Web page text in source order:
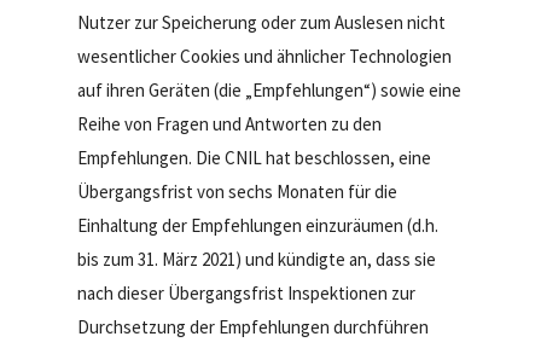
Nutzer zur Speicherung oder zum Auslesen nicht
wesentlicher Cookies und ähnlicher Technologien
auf ihren Geräten (die „Empfehlungen“) sowie eine
Reihe von Fragen und Antworten zu den
Empfehlungen. Die CNIL hat beschlossen, eine
Übergangsfrist von sechs Monaten für die
Einhaltung der Empfehlungen einzuräumen (d.h.
bis zum 31. März 2021) und kündigte an, dass sie
nach dieser Übergangsfrist Inspektionen zur
Durchsetzung der Empfehlungen durchführen